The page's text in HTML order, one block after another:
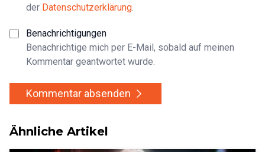
der Datenschutzerklärung
Benachrichtigungen
Benachrichtige mich per E-Mail, sobald auf meinen
Kommentar geantwortet wurde.
Kommentar absenden
Ähnliche Artikel